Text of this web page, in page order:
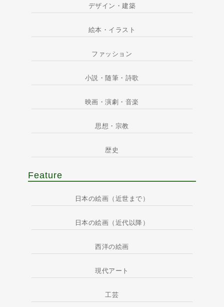
デザイン・建築
絵本・イラスト
ファッション
小説・随筆・詩歌
映画・演劇・音楽
思想・宗教
歴史
Feature
日本の絵画（近世まで）
日本の絵画（近代以降）
西洋の絵画
現代アート
工芸